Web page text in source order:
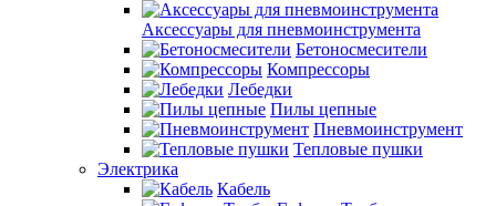
Аксессуары для пневмоинструмента
Бетоносмесители
Компрессоры
Лебедки
Пилы цепные
Пневмоинструмент
Тепловые пушки
Электрика
Кабель